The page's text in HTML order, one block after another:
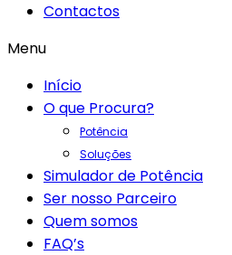
Contactos
Menu
Início
O que Procura?
Potência
Soluções
Simulador de Potência
Ser nosso Parceiro
Quem somos
FAQ’s